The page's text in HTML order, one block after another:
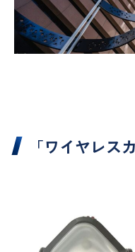
「ワイヤレス